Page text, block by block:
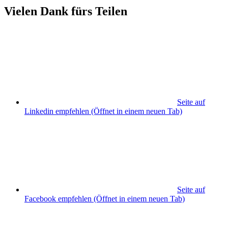
Vielen Dank fürs Teilen
Seite auf
Linkedin empfehlen (Öffnet in einem neuen Tab)
Seite auf
Facebook empfehlen (Öffnet in einem neuen Tab)